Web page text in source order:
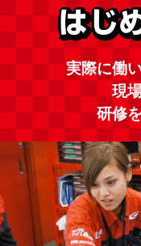
実際に働
現
研修